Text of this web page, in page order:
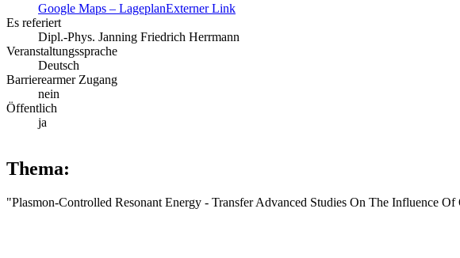
Google Maps – LageplanExterner Link
Es referiert
Dipl.-Phys. Janning Friedrich Herrmann
Veranstaltungssprache
Deutsch
Barrierearmer Zugang
nein
Öffentlich
ja
Thema:
"Plasmon-Controlled Resonant Energy - Transfer Advanced Studies On The Influence